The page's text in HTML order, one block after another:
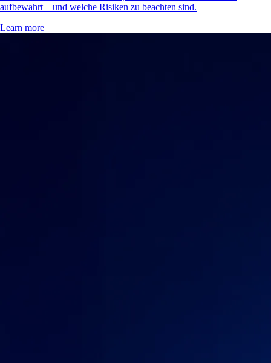
aufbewahrt – und welche Risiken zu beachten sind.
Learn more